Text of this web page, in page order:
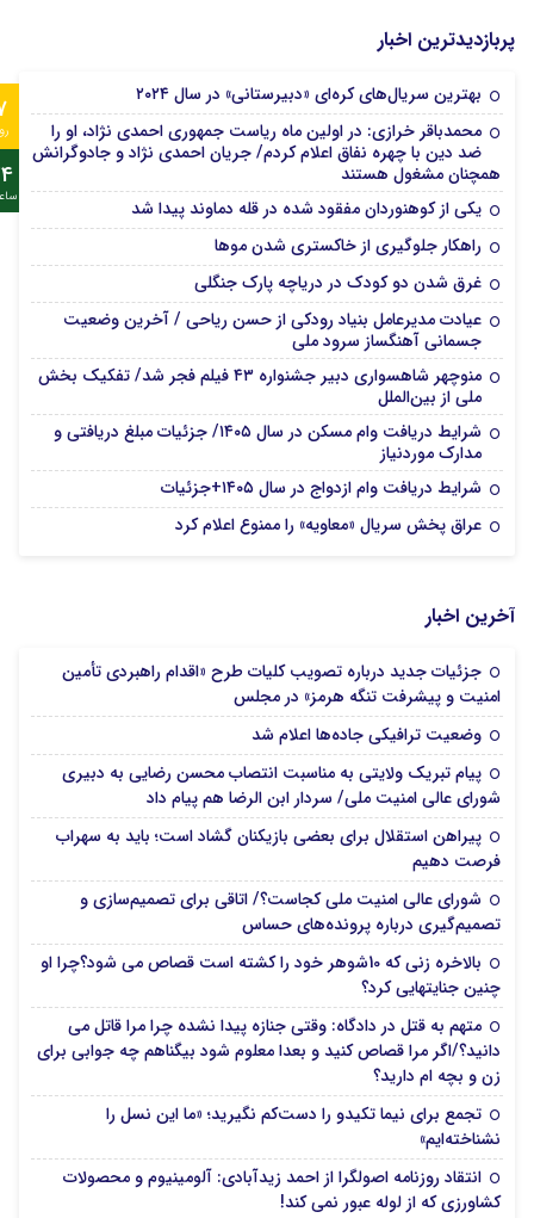
پربازدیدترین اخبار
بهترین سریال‌های کره‌ای «دبیرستانی» در سال ۲۰۲۴
محمدباقر خرازی: در اولین ماه ریاست جمهوری احمدی نژاد، او را
ضد دین با چهره نفاق اعلام کردم/ جریان احمدی نژاد و جادوگرانش
همچنان مشغول هستند
یکی از کوهنوردان مفقود شده در قله دماوند پیدا شد
راهکار جلوگیری از خاکستری شدن موها
غرق شدن دو کودک در دریاچه پارک جنگلی
عیادت مدیرعامل بنیاد رودکی از حسن ریاحی / آخرین وضعیت
جسمانی آهنگساز سرود ملی
منوچهر شاهسواری دبیر جشنواره ۴۳ فیلم فجر شد/ تفکیک بخش
ملی از بین‌الملل
شرایط دریافت وام مسکن در سال ۱۴۰۵/ جزئیات مبلغ دریافتی و
مدارک موردنیاز
شرایط دریافت وام ازدواج در سال ۱۴۰۵+جزئیات
عراق پخش سریال «معاویه» را ممنوع اعلام کرد
آخرین اخبار
جزئیات جدید درباره تصویب کلیات طرح «اقدام راهبردی تأمین
امنیت و پیشرفت تنگه هرمز» در مجلس
وضعیت ترافیکی جاده‌ها اعلام شد
پیام تبریک ولایتی به مناسبت انتصاب محسن رضایی به دبیری
شورای عالی امنیت ملی/ سردار ابن الرضا هم پیام داد
پیراهن استقلال برای بعضی بازیکنان گشاد است؛ باید به سهراب
فرصت دهیم
شورای عالی امنیت ملی کجاست؟/ اتاقی برای تصمیم‌سازی و
تصمیم‌گیری درباره پرونده‌های حساس
بالاخره زنی که 10شوهر خود را کشته است قصاص می شود؟چرا او
چنین جنایتهایی کرد؟
متهم به قتل در دادگاه: وقتی جنازه پیدا نشده چرا مرا قاتل می
دانید؟/اگر مرا قصاص کنید و بعدا معلوم شود بیگناهم چه جوابی برای
زن و بچه ام دارید؟
تجمع برای نیما تکیدو را دست‌کم نگیرید؛ «ما این نسل را
نشناخته‌ایم»
انتقاد روزنامه اصولگرا از احمد زیدآبادی: آلومینیوم و محصولات
کشاورزی که از لوله عبور نمی کند!